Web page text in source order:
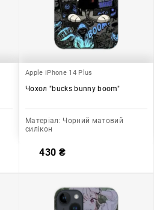
Apple iPhone 14 Plus
Чохол "bucks bunny boom"
Матеріал: Чорний матовий
силікон
430 ₴